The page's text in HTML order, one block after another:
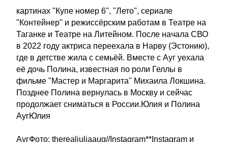
картинах "Купе номер 6", "Лето", сериале
"Контейнер" и режиссёрским работам в Театре на
Таганке и Театре на Литейном. После начала СВО
в 2022 году актриса переехала в Нарву (Эстонию),
где в детстве жила с семьёй. Вместе с Ауг уехала
её дочь Полина, известная по роли Геллы в
фильме "Мастер и Маргарита" Михаила Локшина.
Позднее Полина вернулась в Москву и сейчас
продолжает сниматься в России.Юлия и Полина
АугЮлия
АугФото: therealjuliaaug//Instagram**Instagram и